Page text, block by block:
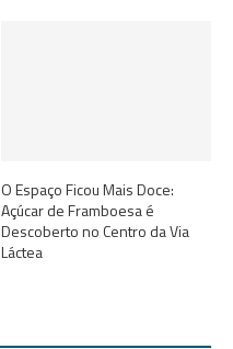
O Espaço Ficou Mais Doce:
Açúcar de Framboesa é
Descoberto no Centro da Via
Láctea